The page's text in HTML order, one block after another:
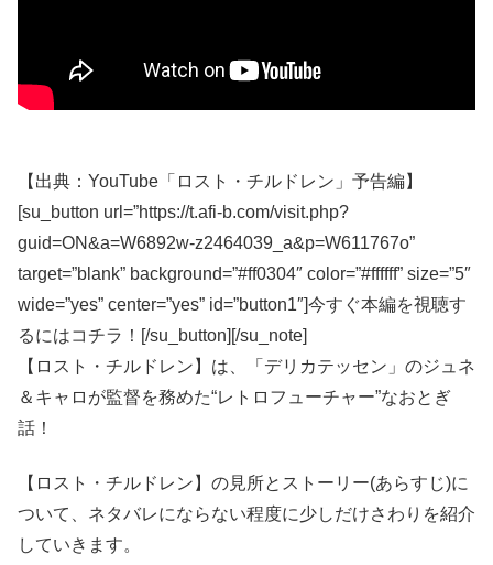
【出典：YouTube「ロスト・チルドレン」予告編】
[su_button url=”https://t.afi-b.com/visit.php?
guid=ON&a=W6892w-z2464039_a&p=W611767o”
target=”blank” background=”#ff0304″ color=”#ffffff” size=”5″
wide=”yes” center=”yes” id=”button1″]今すぐ本編を視聴す
るにはコチラ！[/su_button][/su_note]
【ロスト・チルドレン】は、「デリカテッセン」のジュネ
＆キャロが監督を務めた“レトロフューチャー”なおとぎ
話！
【ロスト・チルドレン】の見所とストーリー(あらすじ)に
ついて、ネタバレにならない程度に少しだけさわりを紹介
していきます。